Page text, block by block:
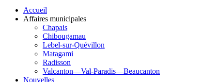
Accueil
Affaires municipales
Chapais
Chibougamau
Lebel-sur-Quévillon
Matagami
Radisson
Valcanton—Val-Paradis—Beaucanton
Nouvelles